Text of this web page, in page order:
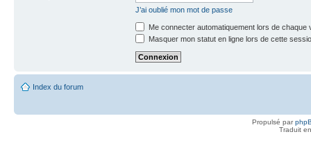
J’ai oublié mon mot de passe
Me connecter automatiquement lors de chaque
Masquer mon statut en ligne lors de cette
Index du forum
Propulsé par
Traduit